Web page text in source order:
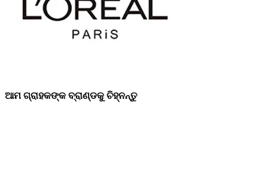
ଆମ ଗ୍ରାହକଙ୍କ ବ୍ରାଣ୍ଡକୁ ଚିହ୍ନନ୍ତୁ